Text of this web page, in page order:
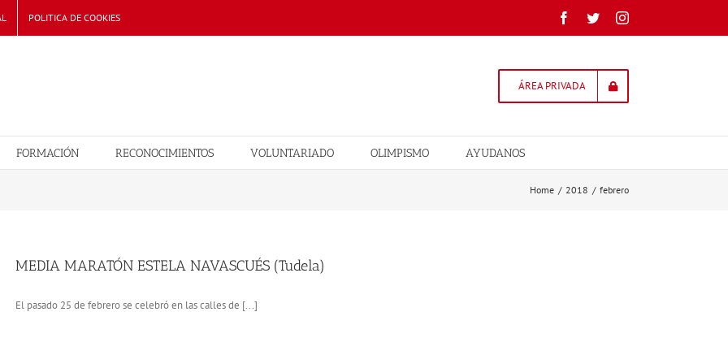
POLITICA DE COOKIES Facebook
TwitterInstagram
ÁREA PRIVADA
FORMACIÓN RECONOCIMIENTOS VOLUNTARIADO OLIMPISMO AYUDANOS
Home / 2018 / febrero
MEDIA MARATÓN ESTELA NAVASCUÉS (Tudela)
El pasado 25 de febrero se celebró en las calles de [...]